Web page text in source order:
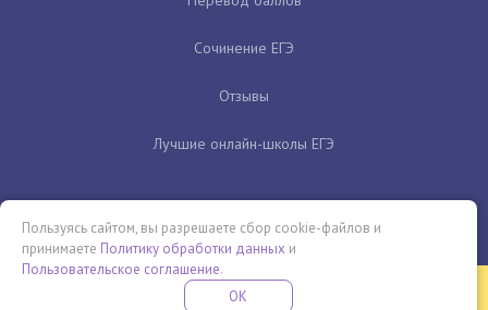
Сочинение ЕГЭ
Отзывы
Лучшие онлайн-школы ЕГЭ
Бесплатная летняя школа
Пользуясь сайтом, вы разрешаете сбор cookie-файлов и
принимаете Политику обработки данных и
Пользовательское соглашение.
OK